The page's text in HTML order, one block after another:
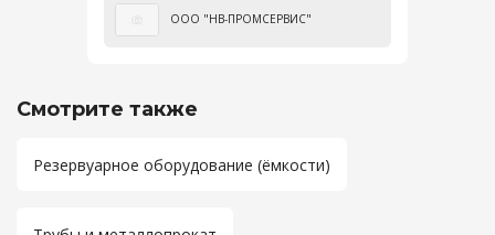
ООО "НВ-ПРОМСЕРВИС"
Смотрите также
Резервуарное оборудование (ёмкости)